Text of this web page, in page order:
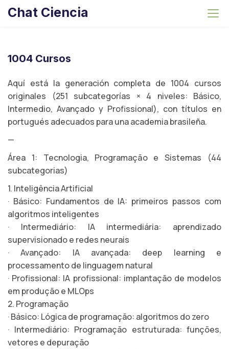
Chat Ciencia
1004 Cursos
Aquí está la generación completa de 1004 cursos
originales (251 subcategorías × 4 niveles: Básico,
Intermedio, Avançado y Profissional), con títulos en
portugués adecuados para una academia brasileña.
—
Área 1: Tecnologia, Programação e Sistemas (44
subcategorias)
1. Inteligência Artificial
· Básico: Fundamentos de IA: primeiros passos com
algoritmos inteligentes
· Intermediário: IA intermediária: aprendizado
supervisionado e redes neurais
· Avançado: IA avançada: deep learning e
processamento de linguagem natural
· Profissional: IA profissional: implantação de modelos
em produção e MLOps
2. Programação
· Básico: Lógica de programação: algoritmos do zero
· Intermediário: Programação estruturada: funções,
vetores e depuração